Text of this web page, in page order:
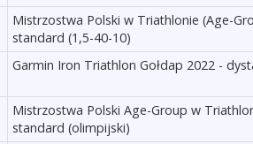
Mistrzostwa Polski w Triathlonie (Age-
standard (1,5-40-10)
Garmin Iron Triathlon Gołdap 2022 -
Mistrzostwa Polski Age-Group w
standard (olimpijski)